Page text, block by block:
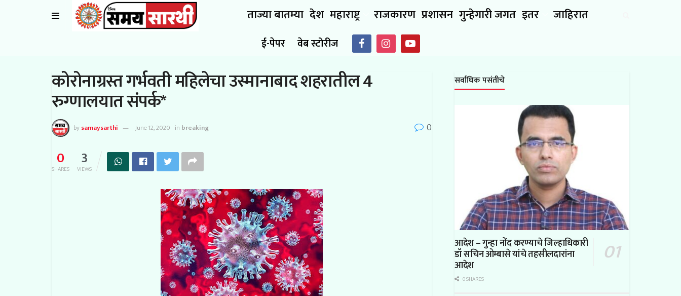
ताज्या बातम्या देश महाराष्ट्र राजकारण प्रशासन गुन्हेगारी जगत इतर जाहिरात
ई-पेपर वेब स्टोरीज
कोरोनाग्रस्त गर्भवती महिलेचा उस्मानाबाद शहरातील 4
रुग्णालयात संपर्क*
bysamaysarthi June 12, 2020 in breaking 0
0
SHARES 3
VIEWS
सर्वाधिक पसंतीचे
आदेश – गुन्हा नोंद करण्याचे जिल्हाधिकारी
डॉ सचिन ओम्बासे यांचे तहसीलदारांना
आदेश
0 SHARES